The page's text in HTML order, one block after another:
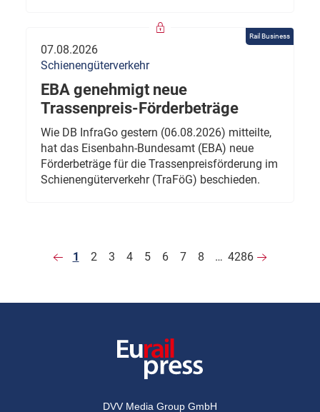
Rail Business
07.08.2026
Schienengüterverkehr
EBA genehmigt neue
Trassenpreis-Förderbeträge
Wie DB InfraGo gestern (06.08.2026) mitteilte,
hat das Eisenbahn-Bundesamt (EBA) neue
Förderbeträge für die Trassenpreisförderung im
Schienengüterverkehr (TraFöG) beschieden.
1 2 3 4 5 6 7 8 … 4286
DVV Media Group GmbH